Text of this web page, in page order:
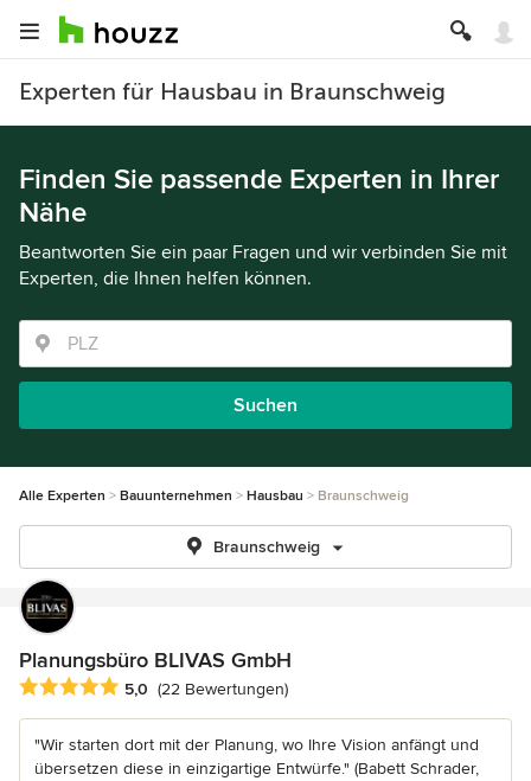
Experten für Hausbau in Braunschweig
Finden Sie passende Experten in Ihrer
Nähe
Beantworten Sie ein paar Fragen und wir verbinden Sie mit
Experten, die Ihnen helfen können.
Suchen
Alle Experten Bauunternehmen Hausbau Braunschweig
Braunschweig
Planungsbüro BLIVAS GmbH
Durchschnittliche Bewertung: 5 von 5 Sternen
5,0 (22 Bewertungen)
"Wir starten dort mit der Planung, wo Ihre Vision anfängt und
übersetzen diese in einzigartige Entwürfe." (Babett Schrader,